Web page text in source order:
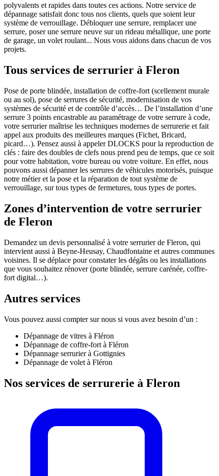
polyvalents et rapides dans toutes ces actions. Notre service de
dépannage satisfait donc tous nos clients, quels que soient leur
système de verrouillage. Débloquer une serrure, remplacer une
serrure, poser une serrure neuve sur un rideau métallique, une porte
de garage, un volet roulant... Nous vous aidons dans chacun de vos
projets.
Tous services de serrurier à Fleron
Pose de porte blindée, installation de coffre-fort (scellement murale
ou au sol), pose de serrures de sécurité, modernisation de vos
systèmes de sécurité et de contrôle d’accès… De l’installation d’une
serrure 3 points encastrable au paramétrage de votre serrure à code,
votre serrurier maîtrise les techniques modernes de serrurerie et fait
appel aux produits des meilleures marques (Fichet, Bricard,
picard…). Pensez aussi à appeler DLOCKS pour la reproduction de
clés : faire des doubles de clefs nous prend peu de temps, que ce soit
pour votre habitation, votre bureau ou votre voiture. En effet, nous
pouvons aussi dépanner les serrures de véhicules motorisés, puisque
notre métier et la pose et la réparation de tout système de
verrouillage, sur tous types de fermetures, tous types de portes.
Zones d’intervention de votre serrurier
de Fleron
Demandez un devis personnalisé à votre serrurier de Fleron, qui
intervient aussi à Beyne-Heusay, Chaudfontaine et autres communes
voisines. Il se déplace pour constater les dégâts ou les installations
que vous souhaitez rénover (porte blindée, serrure carénée, coffre-
fort digital…).
Autres services
Vous pouvez aussi compter sur nous si vous avez besoin d’un :
Dépannage de vitres à Fléron
Dépannage de coffre-fort à Fléron
Dépannage serrurier à Gottignies
Dépannage de volet à Fléron
Nos services de serrurerie à Fleron